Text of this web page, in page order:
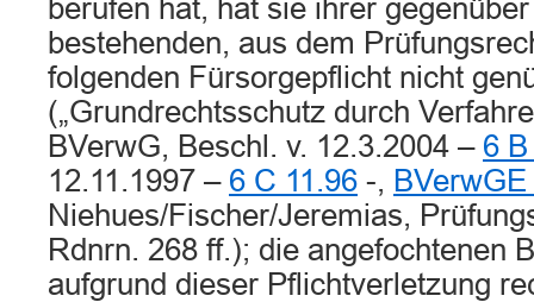
berufen hat, hat sie ihrer
bestehenden, aus dem
folgenden Fürsorgepflicht nicht
(„Grundrechtsschutz durch
BVerwG, Beschl. v. 12.3.2004 – 6
12.11.1997 – 6 C 11.96 -,
Niehues/Fischer/Jeremias,
Rdnrn. 268 ff.); die angefochtenen
aufgrund dieser Pflichtverletzung